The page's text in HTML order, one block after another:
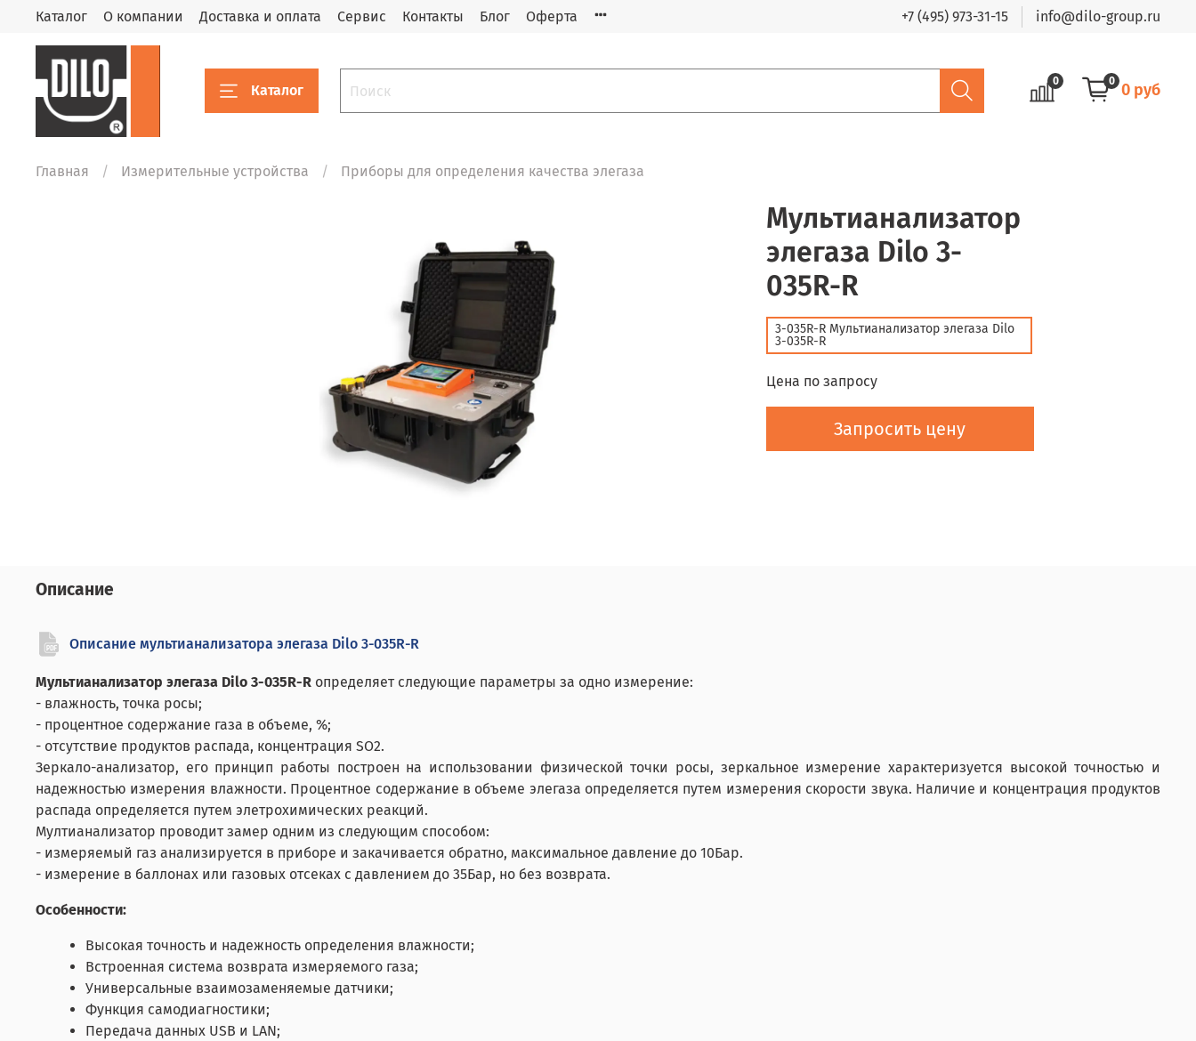
Каталог О компании Доставка и оплата Сервис Контакты Блог Оферта +7 (495) 973-31-15 info@dilo-group.ru
Каталог
0 0 0 руб
Главная Измерительные устройства Приборы для определения качества элегаза
Мультианализатор
элегаза Dilo 3-
035R-R
3-035R-R Мультианализатор элегаза Dilo
3-035R-R
Цена по запросу
Запросить цену
Описание
Описание мультианализатора элегаза Dilo 3-035R-R
Мультианализатор элегаза Dilo 3-035R-R определяет следующие параметры за одно измерение:
- влажность, точка росы;
- процентное содержание газа в объеме, %;
- отсутствие продуктов распада, концентрация SO2.
Зеркало-анализатор, его принцип работы построен на использовании физической точки росы, зеркальное измерение характеризуется высокой точностью и
надежностью измерения влажности. Процентное содержание в объеме элегаза определяется путем измерения скорости звука. Наличие и концентрация продуктов
распада определяется путем элетрохимических реакций.
Мултианализатор проводит замер одним из следующим способом:
- измеряемый газ анализируется в приборе и закачивается обратно, максимальное давление до 10Бар.
- измерение в баллонах или газовых отсеках с давлением до 35Бар, но без возврата.
Особенности:
Высокая точность и надежность определения влажности;
Встроенная система возврата измеряемого газа;
Универсальные взаимозаменяемые датчики;
Функция самодиагностики;
Передача данных USB и LAN;